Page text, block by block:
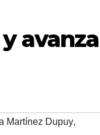
avanza
Martínez Dupuy,